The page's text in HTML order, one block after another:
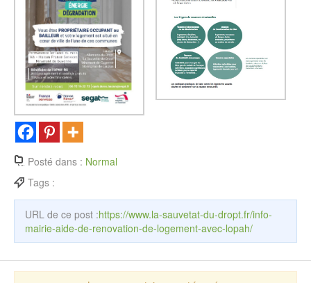
Posté dans : Normal
Tags :
URL de ce post :https://www.la-sauvetat-du-dropt.fr/info-
mairie-aide-de-renovation-de-logement-avec-lopah/